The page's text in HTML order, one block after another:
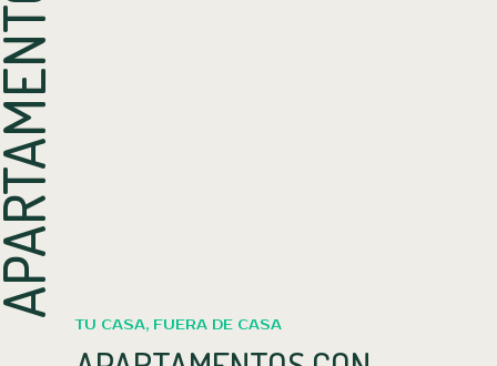
TU CASA, FUERA DE CASA